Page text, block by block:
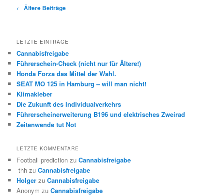
Beitrags-
← Ältere Beiträge
LETZTE EINTRÄGE
Cannabisfreigabe
Führerschein-Check (nicht nur für Ältere!)
Honda Forza das Mittel der Wahl.
SEAT MO 125 in Hamburg – will man nicht!
Klimakleber
Die Zukunft des Individualverkehrs
Führerscheinerweiterung B196 und elektrisches Zweirad
Zeitenwende tut Not
LETZTE KOMMENTARE
Football prediction zuCannabisfreigabe
-thh zuCannabisfreigabe
Holger zuCannabisfreigabe
Anonym zuCannabisfreigabe